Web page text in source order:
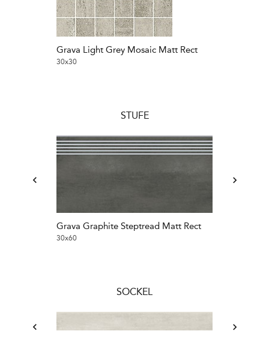
Grava Light Grey Mosaic Matt Rect
30x30
STUFE
Grava Graphite Steptread Matt Rect
30x60
SOCKEL